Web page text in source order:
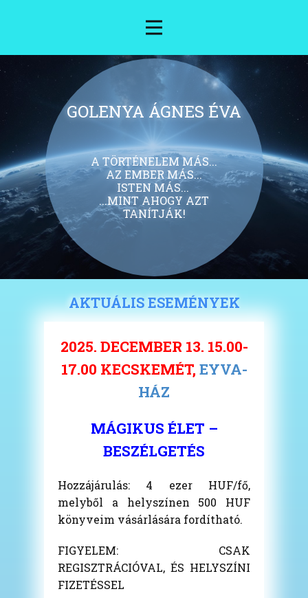
GOLENYA ÁGNES ÉVA
A TÖRTÉNELEM MÁS...
AZ EMBER MÁS...
ISTEN MÁS...
...MINT AHOGY AZT
TANÍTJÁK!
AKTUÁLIS ESEMÉNYEK
2025. DECEMBER 13. 15.00-
17.00 KECSKEMÉT, EYVA-
HÁZ
MÁGIKUS ÉLET –
BESZÉLGETÉS
Hozzájárulás: 4 ezer HUF/fő,
melyből a helyszínen 500 HUF
könyveim vásárlására fordítható.
FIGYELEM: CSAK
REGISZTRÁCIÓVAL, ÉS HELYSZÍNI
FIZETÉSSEL